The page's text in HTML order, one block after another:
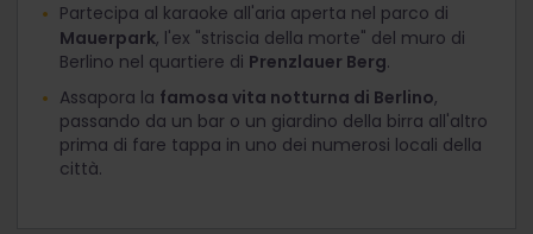
Partecipa al karaoke all'aria aperta nel parco di
Mauerpark, l'ex "striscia della morte" del muro di
Berlino nel quartiere di Prenzlauer Berg.
Assapora la famosa vita notturna di Berlino,
passando da un bar o un giardino della birra all'altro
prima di fare tappa in uno dei numerosi locali della
città.